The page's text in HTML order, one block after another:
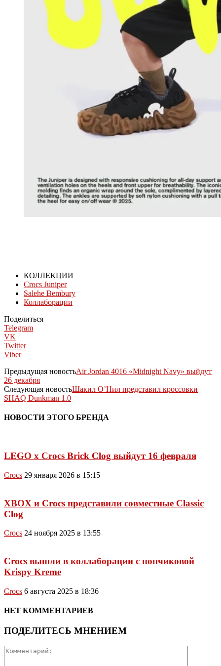
КОЛЛЕКЦИИ
Crocs Juniper
Salehe Bembury
Коллаборации
Поделиться
Telegram
VK
Twitter
Viber
Предыдущая новостьAir Jordan 4016 «Midnight Navy» выйдут
26 декабря
Следующая новостьШакил О’Нил представил кроссовки
SHAQ Dunkman 1.0
НОВОСТИ ЭТОГО БРЕНДА
LEGO x Crocs Brick Clog выйдут 16 февраля
Crocs 29 января 2026 в 15:15
XBOX и Crocs представили совместные Classic
Clog
Crocs 24 ноября 2025 в 13:55
Crocs вышли в коллаборации с пончиковой
Krispy Kreme
Crocs 6 августа 2025 в 18:36
НЕТ КОММЕНТАРИЕВ
ПОДЕЛИТЕСЬ МНЕНИЕМ